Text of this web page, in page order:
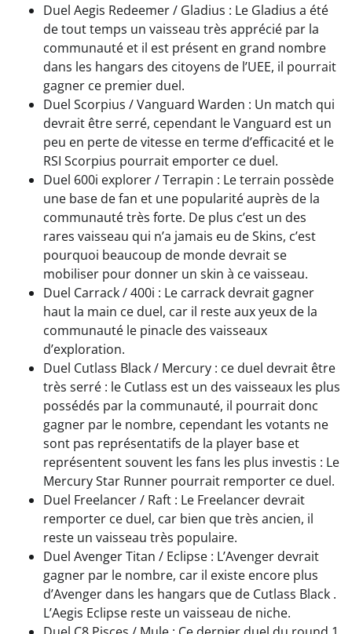
Duel Aegis Redeemer / Gladius : Le Gladius a été
de tout temps un vaisseau très apprécié par la
communauté et il est présent en grand nombre
dans les hangars des citoyens de l’UEE, il pourrait
gagner ce premier duel.
Duel Scorpius / Vanguard Warden : Un match qui
devrait être serré, cependant le Vanguard est un
peu en perte de vitesse en terme d’efficacité et le
RSI Scorpius pourrait emporter ce duel.
Duel 600i explorer / Terrapin : Le terrain possède
une base de fan et une popularité auprès de la
communauté très forte. De plus c’est un des
rares vaisseau qui n’a jamais eu de Skins, c’est
pourquoi beaucoup de monde devrait se
mobiliser pour donner un skin à ce vaisseau.
Duel Carrack / 400i : Le carrack devrait gagner
haut la main ce duel, car il reste aux yeux de la
communauté le pinacle des vaisseaux
d’exploration.
Duel Cutlass Black / Mercury : ce duel devrait être
très serré : le Cutlass est un des vaisseaux les plus
possédés par la communauté, il pourrait donc
gagner par le nombre, cependant les votants ne
sont pas représentatifs de la player base et
représentent souvent les fans les plus investis : Le
Mercury Star Runner pourrait remporter ce duel.
Duel Freelancer / Raft : Le Freelancer devrait
remporter ce duel, car bien que très ancien, il
reste un vaisseau très populaire.
Duel Avenger Titan / Eclipse : L’Avenger devrait
gagner par le nombre, car il existe encore plus
d’Avenger dans les hangars que de Cutlass Black .
L’Aegis Eclipse reste un vaisseau de niche.